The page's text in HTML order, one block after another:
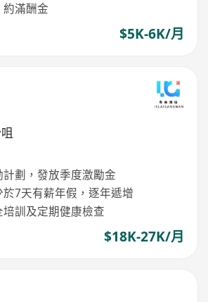
滿酬金
$5K-6K/月
劃，發放季度激勵金
7天有薪年假，逐年遞增
訓及定期健康檢查
$18K-27K/月